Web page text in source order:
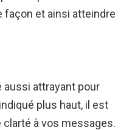
façon et ainsi atteindre
aussi attrayant pour
plus haut, il est
clarté à vos messages.